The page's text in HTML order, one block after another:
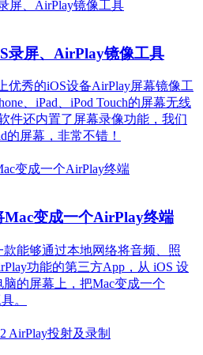
录屏、AirPlay镜像工具
优秀的iOS设备AirPlay屏幕镜像工
、iPad、iPod Touch的屏幕无线
件还内置了屏幕录像功能，我们
的屏幕，非常不错！
Mac变成一个AirPlay终端
款能够通过本地网络将音频、照
功能的第三方App，从 iOS 设
的屏幕上，把Mac变成一个
。